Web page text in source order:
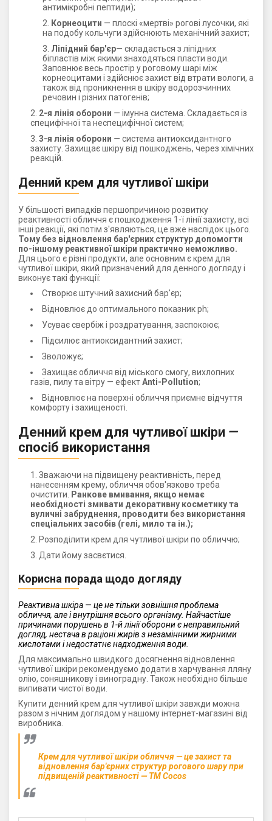
антимікробні пептиди);
Корнеоцити — плоскі «мертві» рогові лусочки, які
на подобу кольчуги здійснюють механічний захист;
Ліпідний бар'єр— складається з ліпідних
біпластів між якими знаходяться пласти води.
Заповнює весь простір у роговому шарі між
корнеоцитами і здійснює захист від втрати вологи, а
також від проникнення в шкіру водорозчинних
речовин і різних патогенів;
2-я лінія оборони — імунна система. Складається із
специфічної та неспецифічної систем;
3-я лінія оборони — система антиоксидантного
захисту. Захищає шкіру від пошкоджень, через хімічних
реакцій.
Денний крем для чутливої ​​шкіри
У більшості випадків першопричиною розвитку
реактивності обличчя є пошкодження 1-ї лінії захисту, всі
інші реакції, які потім з'являються, це вже наслідок цього.
Тому без відновлення бар'єрних структур допомогти
по-іншому реактивної шкіри практично неможливо.
Для цього є різні продукти, але основним є крем для
чутливої ​​шкіри, який призначений для денного догляду і
виконує такі функції:
Створює штучний захисний бар'єр;
Відновлює до оптимального показник ph;
Усуває свербіж і роздратування, заспокоює;
Підсилює антиоксидантний захист;
Зволожує;
Захищає обличчя від міського смогу, вихлопних
газів, пилу та вітру — ефектAnti-Pollution;
Відновлює на поверхні обличчя приємне відчуття
комфорту і захищеності.
Денний крем для чутливої ​​шкіри —
спосіб використання
Зважаючи на підвищену реактивність, перед
нанесенням крему, обличчя обов'язково треба
очистити. Ранкове вмивання, якщо немає
необхідності змивати декоративну косметику та
вуличні забруднення, проводити без використання
спеціальних засобів (гелі, мило та ін.);
Розподілити крем для чутливої ​​шкіри по обличчю;
Дати йому засвєтися.
Корисна порада щодо догляду
Реактивна шкіра — це не тільки зовнішня проблема
обличчя, але і внутрішня всього організму. Найчастіше
причинами порушень в 1-й лінії оборони є неправильний
догляд, нестача в раціоні жирів з незамінними жирними
кислотами і недостатнє надходження води.
Для максимально швидкого досягнення відновлення
чутливої ​​шкіри рекомендуємо додати в харчування лляну
олію, соняшникову і виноградну. Також необхідно більше
випивати чистої води.
Купити денний крем для чутливої ​​шкіри завжди можна
разом з нічним доглядом у нашому інтернет-магазині від
виробника.
Крем для чутливої ​​шкіри обличчя — це захист та
відновлення бар'єрних структур рогового шару при
підвищеній реактивності — ТМ Cocos